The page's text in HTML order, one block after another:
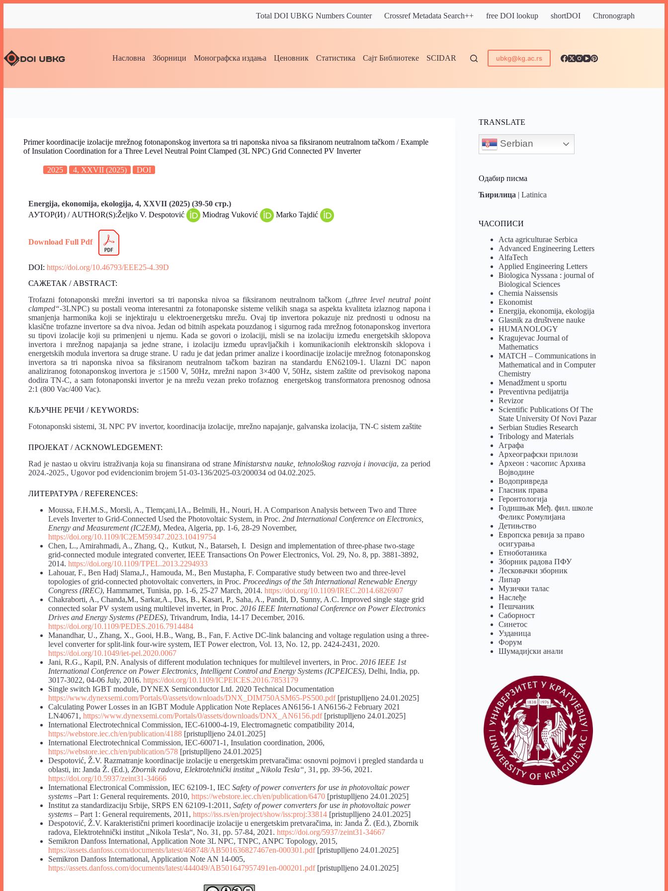
Total DOI UBKG Numbers Counter Crossref Metadata Search++ free DOI lookup shortDOI Chronograph
Насловна Зборници Монографска издања Ценовник Статистика Сајт Библиотеке SCIDAR ubkg@kg.ac.rs
Primer koordinacije izolacije mrežnog fotonaponskog invertora sa tri naponska nivoa sa fiksiranom neutralnom tačkom / Example
of Insulation Coordination for a Three Level Neutral Point Clamped (3L NPC) Grid Connected PV Inverter
2025 4, XXVII (2025) DOI
Energija, ekonomija, ekologija, 4, XXVII (2025) (39-50 стр.)
АУТОР(И) / AUTHOR(S):Željko V. Despotović
Miodrag Vuković Marko Tajdić
Download Full Pdf
DOI: https://doi.org/10.46793/EEE25-4.39D
САЖЕТАК / ABSTRACT:
Trofazni fotonaponski mrežni invertori sa tri naponska nivoa sa fiksiranom neutralnom tačkom („three level neutral point
clamped“-3LNPC) su postali veoma interesantni za fotonaponske sisteme velikih snaga sa aspekta kvaliteta izlaznog napona i
smanjenja harmonika koji se injektiraju u elektroenergetsku mrežu. Ovaj tip invertora pokazuje niz prednosti u odnosu na
klasične trofazne invertore sa dva nivoa. Jedan od bitnih aspekata pouzdanog i sigurnog rada mrežnog fotonaponskog invertora
su tipovi izolacije koji su primenjeni u njemu. Kada se govori o izolaciji, misli se na izolaciju između energetskih sklopova
invertora i mrežnog napajanja sa jedne strane, i izolaciju između upravljačkih i komunikacionih elektronskih sklopova i
energetskih modula invertora sa druge strane. U radu je dat jedan primer analize i koordinacije izolacije mrežnog fotonaponskog
invertora sa tri naponska nivoa sa fiksiranom neutralnom tačkom baziran na standardu EN62109-1. Ulazni DC napon
analiziranog fotonaponskog invertora je ≤1500 V, 50Hz, mrežni napon 3×400 V, 50Hz, sistem zaštite od previsokog napona
dodira TN-C, a sam fotonaponski invertor je na mrežu vezan preko trofaznog energetskog transformatora prenosnog odnosa
2:1 (800 Vac/400 Vac).
КЉУЧНЕ РЕЧИ / KEYWORDS:
Fotonaponski sistemi, 3L NPC PV invertor, koordinacija izolacije, mrežno napajanje, galvanska izolacija, TN-C sistem zaštite
ПРОЈЕКАТ / ACKNOWLEDGEMENT:
Rad je nastao u okviru istraživanja koja su finansirana od strane Ministarstva nauke, tehnološkog razvoja i inovacija, za period
2024.-2025., Ugovor pod evidencionim brojem 51-03-136/2025-03/200034 od 04.02.2025.
ЛИТЕРАТУРА / REFERENCES:
Moussa, F.H.M.S., Morsli, A., Tlemçani,1A., Belmili, H., Nouri, H. A Comparison Analysis between Two and Three
Levels Inverter to Grid-Connected Used the Photovoltaic System, in Proc. 2nd International Conference on Electronics,
Energy and Measurement (IC2EM), Medea, Algeria, pp. 1-6, 28-29 November,
https://doi.org/10.1109/IC2EM59347.2023.10419754
Chen, L., Amirahmadi, A., Zhang, Q., Kutkut, N., Batarseh, I. Design and implementation of three-phase two-stage
grid-connected module integrated converter, IEEE Transactions On Power Electronics, Vol. 29, No. 8, pp. 3881-3892,
2014. https://doi.org/10.1109/TPEL.2013.2294933
Lahouar, F., Ben Hadj Slama,J., Hamouda, M., Ben Mustapha, F. Comparative study between two and three-level
topologies of grid-connected photovoltaic converters, in Proc. Proceedings of the 5th International Renewable Energy
Congress (IREC), Hammamet, Tunisia, pp. 1-6, 25-27 March, 2014. https://doi.org/10.1109/IREC.2014.6826907
Chakraborti, A., Chanda,M., Sarkar,A., Das, B., Kasari, P., Saha, A., Pandit, D, Sunny, A.C. Improved single stage grid
connected solar PV system using multilevel inverter, in Proc. 2016 IEEE International Conference on Power Electronics
Drives and Energy Systems (PEDES), Trivandrum, India, 14-17 December, 2016.
https://doi.org/10.1109/PEDES.2016.7914484
Manandhar, U., Zhang, X., Gooi, H.B., Wang, B., Fan, F. Active DC-link balancing and voltage regulation using a three-
level converter for split-link four-wire system, IET Power electron, Vol. 13, No. 12, pp. 2424-2431, 2020.
https://doi.org/10.1049/iet-pel.2020.0067
Jani, R.G., Kapil, P.N. Analysis of different modulation techniques for multilevel inverters, in Proc. 2016 IEEE 1st
International Conference on Power Electronics, Intelligent Control and Energy Systems (ICPEICES), Delhi, India, pp.
3017-3022, 04-06 July, 2016. https://doi.org/10.1109/ICPEICES.2016.7853179
Single switch IGBT module, DYNEX Semiconductor Ltd. 2020 Technical Documentation
https://www.dynexsemi.com/Portals/0/assets/downloads/DNX_DIM750ASM65-PS500.pdf[pristuplljeno 24.01.2025]
Calculating Power Losses in an IGBT Module Application Note Replaces AN6156-1 AN6156-2 February 2021
LN40671, https://www.dynexsemi.com/Portals/0/assets/downloads/DNX_AN6156.pdf[pristuplljeno 24.01.2025]
International Electrotechnical Commission, IEC-61000-4-19, Electromagnetic compatibility 2014,
https://webstore.iec.ch/en/publication/4188 [pristuplljeno 24.01.2025]
International Electrotechnical Commission, IEC-60071-1, Insulation coordination, 2006,
https://webstore.iec.ch/en/publication/578 [pristuplljeno 24.01.2025]
Despotović, Ž.V. Razmatranje koordinacije izolacije u energetskim pretvaračima: osnovni pojmovi i pregled standarda u
oblasti, in: Janda Ž. (Ed.), Zbornik radova, Elektrotehnički institut „Nikola Tesla“, 31, pp. 39-56, 2021.
https://doi.org/10.5937/zeint31-34666
International Electronical Commission, IEC 62109-1, IEC Safety of power converters for use in photovoltaic power
systems –Part 1: General requirements. 2010, https://webstore.iec.ch/en/publication/6470 [pristuplljeno 24.01.2025]
Institut za standardizaciju Srbije, SRPS EN 62109-1:2011, Safety of power converters for use in photovoltaic power
systems – Part 1: General requirements, 2011, https://iss.rs/en/project/show/iss:proj:33814 [pristuplljeno 24.01.2025]
Despotović, Ž.V. Karakteristični primeri koordinacije izolacije u energetskim pretvaračima, in: Janda Ž. (Ed.), Zbornik
radova, Elektrotehnički institut „Nikola Tesla“, No. 31, pp. 57-84, 2021. https://doi.org/5937/zeint31-34667
Semikron Danfoss International, Application Note 3L NPC, TNPC, ANPC Topology, 2015,
https://assets.danfoss.com/documents/latest/468748/AB501636827467en-000301.pdf[pristuplljeno 24.01.2025]
Semikron Danfoss International, Application Note AN 14-005,
https://assets.danfoss.com/documents/latest/444049/AB501647957491en-000201.pdf[pristuplljeno 24.01.2025]
TRANSLATE
Serbian
Одабир писма
Ћирилица |Latinica
ЧАСОПИСИ
Acta agriculturae Serbica
Advanced Engineering Letters
AlfaTech
Applied Engineering Letters
Biologica Nyssana : journal of
Biological Sciences
Chemia Naissensis
Ekonomist
Energija, ekonomija, ekologija
Glasnik za društvene nauke
HUMANOLOGY
Kragujevac Journal of
Mathematics
MATCH – Communications in
Mathematical and in Computer
Chemistry
Menadžment u sportu
Preventivna pedijatrija
Revizor
Scientific Publications Of The
State University Of Novi Pazar
Serbian Studies Research
Tribology and Materials
Аграфа
Археографски прилози
Археон : часопис Архива
Војводине
Водопривреда
Гласник права
Геронтологија
Годишњак Међ. фил. школе
Феликс Ромулијана
Детињство
Европска ревија за право
осигурања
Eтноботаника
Зборник радова ПФУ
Лесковачки зборник
Липар
Музички талас
Наслеђе
Пешчаник
Саборност
Синетос
Узданица
Форум
Шумадијски анали